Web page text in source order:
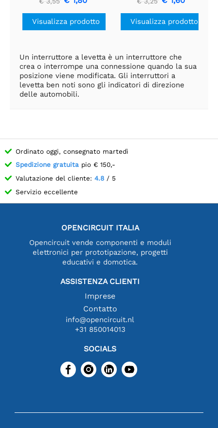
Visualizza prodotto Visualizza prodotto
Un interruttore a levetta è un interruttore che
crea o interrompe una connessione quando la sua
posizione viene modificata. Gli interruttori a
levetta ben noti sono gli indicatori di direzione
delle automobili.
Ordinato oggi, consegnato martedì
Spedizione gratuita pio € 150,-
Valutazione del cliente: 4.8 / 5
Servizio eccellente
OPENCIRCUIT ITALIA
Opencircuit vende componenti e moduli
elettronici per prototipazione, progetti
educativi e domotica.
ASSISTENZA CLIENTI
Imprese
Contatto
info@opencircuit.nl
+31 850014013
SOCIALS